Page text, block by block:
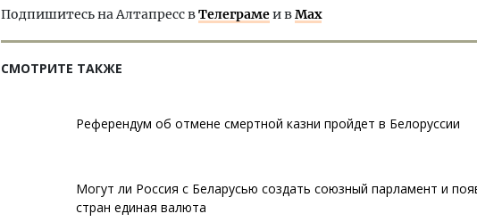
Подпишитесь на Алтапресс вТелеграмеи вMax
СМОТРИТЕ ТАКЖЕ
Референдум об отмене смертной казни пройдет в Белоруссии
Могут ли Россия с Беларусью создать союзный парламент и
стран единая валюта